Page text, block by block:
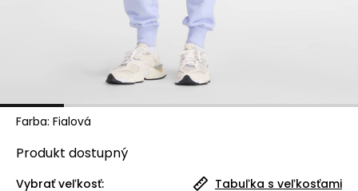
Farba: Fialová
Produkt dostupný
Vybrať veľkosť: Tabuľka s veľkosťami